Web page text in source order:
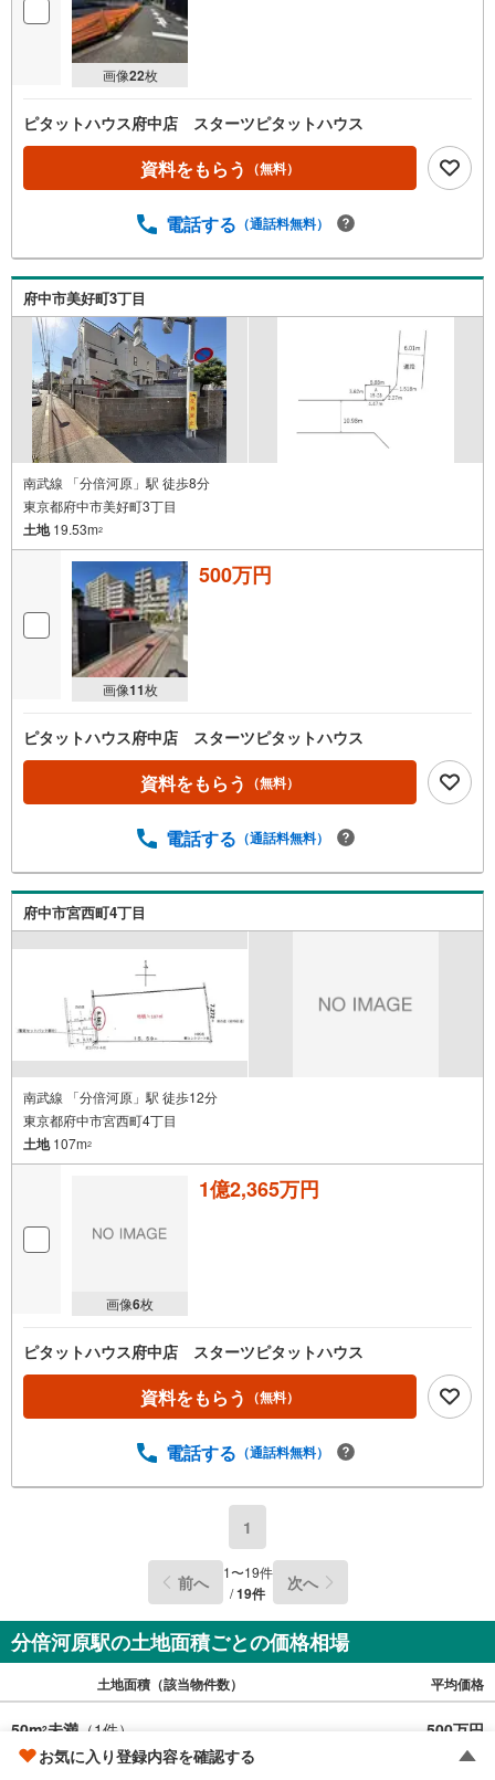
画像22枚
ピタットハウス府中店 スターツピタットハウス
資料をもらう （無料）
電話する （通話料無料）
府中市美好町3丁目
南武線 「分倍河原」駅 徒歩8分
東京都府中市美好町3丁目
土地19.53m2
画像11枚
500万円
ピタットハウス府中店 スターツピタットハウス
資料をもらう （無料）
電話する （通話料無料）
府中市宮西町4丁目
南武線 「分倍河原」駅 徒歩12分
東京都府中市宮西町4丁目
土地107m2
画像6枚
1億2,365万円
ピタットハウス府中店 スターツピタットハウス
資料をもらう （無料）
電話する （通話料無料）
1
前へ 1〜19件
/19件 次へ
分倍河原駅の土地面積ごとの価格相場
土地面積（該当物件数） 平均価格
50m2未満 （1件） 500万円
お気に入り登録内容を確認する